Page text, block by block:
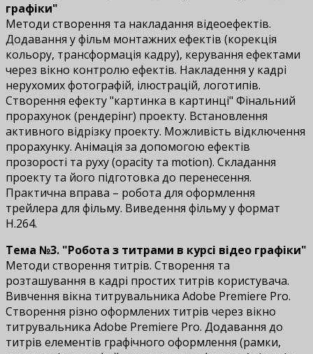
графіки"
Методи створення та накладання відеоефектів.
Додавання у фільм монтажних ефектів (корекція
кольору, трансформація кадру), керування ефектами
через вікно контролю ефектів. Накладення у кадрі
нерухомих фотографій, ілюстрацій, логотипів.
Створення ефекту "картинка в картинці" Фінальний
прорахунок (рендерінг) проекту. Встановлення
активного відрізку проекту. Можливість відключення
прорахунку. Анімація за допомогою ефектів
прозорості та руху (opacity та motion). Складання
проекту та його підготовка до перенесення.
Практична вправа – робота для оформлення
трейлера для фільму. Виведення фільму у формат
H.264.
Тема №3. "Робота з титрами в курсі відео графіки"
Методи створення титрів. Створення та
розташування в кадрі простих титрів користувача.
Вивчення вікна титрувальника Adobe Premiere Pro.
Створення різно оформлених титрів через вікно
титрувальника Adobe Premiere Pro. Додавання до
титрів елементів графічного оформлення (рамки,